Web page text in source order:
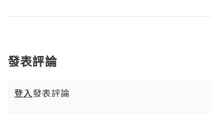
發表評論
登入發表評論